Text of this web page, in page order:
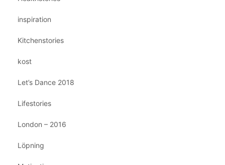
inspiration
Kitchenstories
kost
Let’s Dance 2018
Lifestories
London – 2016
Löpning